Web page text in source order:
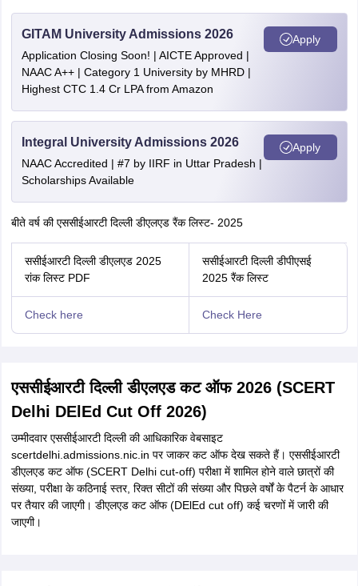
GITAM University Admissions 2026
Application Closing Soon! | AICTE Approved |
NAAC A++ | Category 1 University by MHRD |
Highest CTC 1.4 Cr LPA from Amazon
Apply
Integral University Admissions 2026
NAAC Accredited | #7 by IIRF in Uttar Pradesh |
Scholarships Available
Apply
बीते वर्ष की एससीईआरटी दिल्ली डीएलएड रैंक लिस्ट- 2025
ससीईआरटी दिल्ली डीएलएड 2025
रांक लिस्ट PDF
ससीईआरटी दिल्ली डीपीएसई
2025 रैंक लिस्ट
Check here Check Here
एससीईआरटी दिल्ली डीएलएड कट ऑफ 2026 (SCERT
Delhi DElEd Cut Off 2026)
उम्मीदवार एससीईआरटी दिल्ली की आधिकारिक वेबसाइट
scertdelhi.admissions.nic.in पर जाकर कट ऑफ देख सकते हैं। एससीईआरटी
डीएलएड कट ऑफ (SCERT Delhi cut-off) परीक्षा में शामिल होने वाले छात्रों की
संख्या, परीक्षा के कठिनाई स्तर, रिक्त सीटों की संख्या और पिछले वर्षों के पैटर्न के आधार
पर तैयार की जाएगी। डीएलएड कट ऑफ (DElEd cut off) कई चरणों में जारी की
जाएगी।